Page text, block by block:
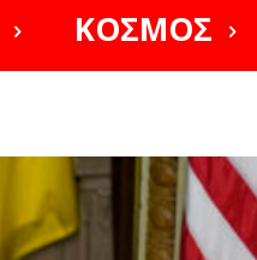
ΚΟΣΜΟΣ